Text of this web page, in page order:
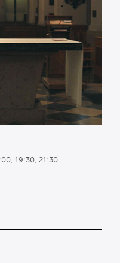
19:30, 21:30